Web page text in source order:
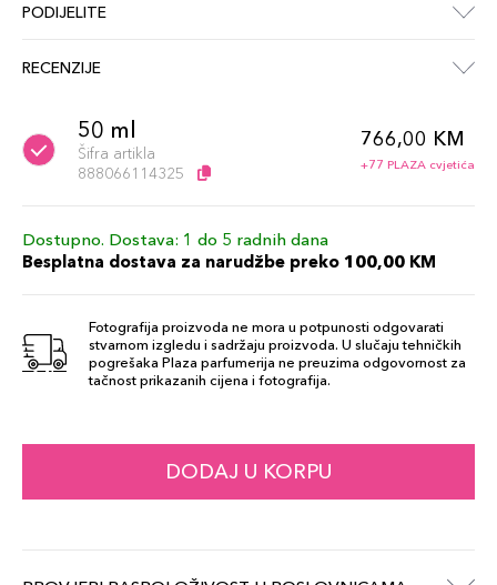
PODIJELITE
RECENZIJE
50 ml
Šifra artikla
888066114325
766,00 KM
+77 PLAZA cvjetića
Dostupno. Dostava: 1 do 5 radnih dana
Besplatna dostava za narudžbe preko 100,00 KM
Fotografija proizvoda ne mora u potpunosti odgovarati
stvarnom izgledu i sadržaju proizvoda. U slučaju tehničkih
pogrešaka Plaza parfumerija ne preuzima odgovornost za
tačnost prikazanih cijena i fotografija.
DODAJ U KORPU